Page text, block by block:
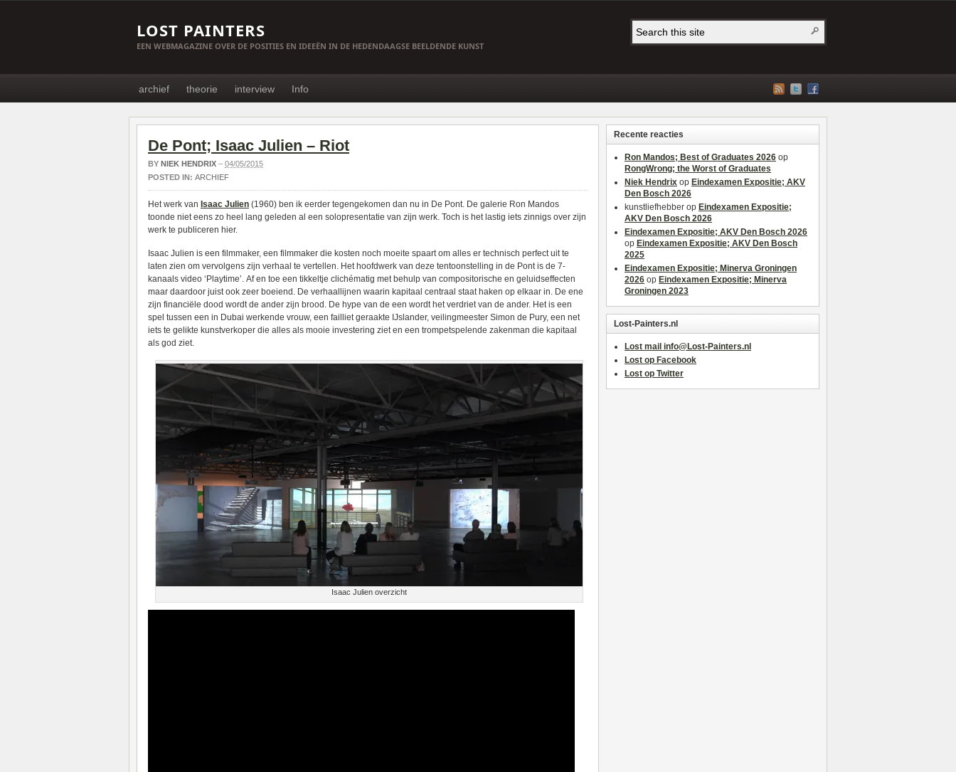
LOST PAINTERS
EEN WEBMAGAZINE OVER DE POSITIES EN IDEEËN IN DE HEDENDAAGSE BEELDENDE KUNST
archief theorie interview Info
De Pont; Isaac Julien – Riot
BY NIEK HENDRIX – 04/05/2015
POSTED IN: ARCHIEF
Het werk van Isaac Julien (1960) ben ik eerder tegengekomen dan nu in De Pont. De galerie Ron Mandos
toonde niet eens zo heel lang geleden al een solopresentatie van zijn werk. Toch is het lastig iets zinnigs over zijn
werk te publiceren hier.
Isaac Julien is een filmmaker, een filmmaker die kosten noch moeite spaart om alles er technisch perfect uit te
laten zien om vervolgens zijn verhaal te vertellen. Het hoofdwerk van deze tentoonstelling in de Pont is de 7-
kanaals video ‘Playtime’. Af en toe een tikkeltje clichématig met behulp van compositorische en geluidseffecten
maar daardoor juist ook zeer boeiend. De verhaallijnen waarin kapitaal centraal staat haken op elkaar in. De ene
zijn financiële dood wordt de ander zijn brood. De hype van de een wordt het verdriet van de ander. Het is een
spel tussen een in Dubai werkende vrouw, een failliet geraakte IJslander, veilingmeester Simon de Pury, een net
iets te gelikte kunstverkoper die alles als mooie investering ziet en een trompetspelende zakenman die kapitaal
als god ziet.
Isaac Julien overzicht
Recente reacties
Ron Mandos; Best of Graduates 2026 op
RongWrong; the Worst of Graduates
Niek Hendrix op Eindexamen Expositie; AKV
Den Bosch 2026
kunstliefhebber op Eindexamen Expositie;
AKV Den Bosch 2026
Eindexamen Expositie; AKV Den Bosch 2026
op Eindexamen Expositie; AKV Den Bosch
2025
Eindexamen Expositie; Minerva Groningen
2026 op Eindexamen Expositie; Minerva
Groningen 2023
Lost-Painters.nl
Lost mail info@Lost-Painters.nl
Lost op Facebook
Lost op Twitter